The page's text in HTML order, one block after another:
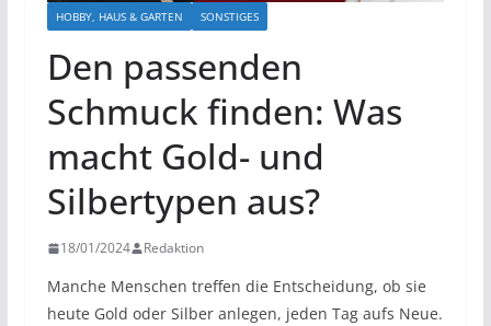
HOBBY, HAUS & GARTEN SONSTIGES
Den passenden
Schmuck finden: Was
macht Gold- und
Silbertypen aus?
18/01/2024 Redaktion
Manche Menschen treffen die Entscheidung, ob sie
heute Gold oder Silber anlegen, jeden Tag aufs Neue.